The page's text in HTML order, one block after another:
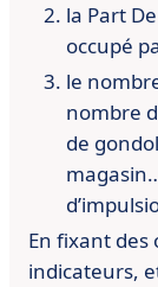
la Part
occupé
le
nombre
de
En fixant des
indicateurs,